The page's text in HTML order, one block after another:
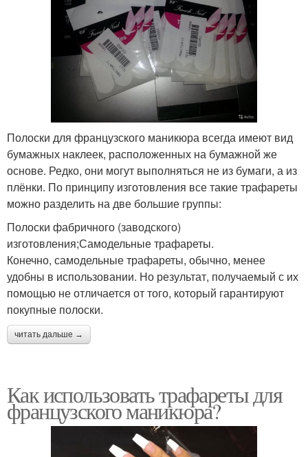
Полоски для французского маникюра всегда имеют вид
бумажных наклеек, расположенных на бумажной же
основе. Редко, они могут выполняться не из бумаги, а из
плёнки. По принципу изготовления все такие трафареты
можно разделить на две большие группы:
Полоски фабричного (заводского)
изготовления;Самодельные трафареты.
Конечно, самодельные трафареты, обычно, менее
удобны в использовании. Но результат, получаемый с их
помощью не отличается от того, который гарантируют
покупные полоски.
читать дальше →
Как использовать трафареты для
французского маникюра?